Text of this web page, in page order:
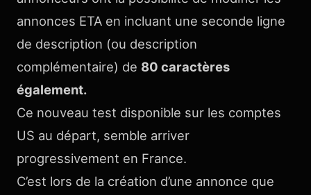
annonces ETA en incluant une seconde ligne
de description (ou description
complémentaire) de 80 caractères
également.
Ce nouveau test disponible sur les comptes
US au départ, semble arriver
progressivement en France.
C’est lors de la création d’une annonce que